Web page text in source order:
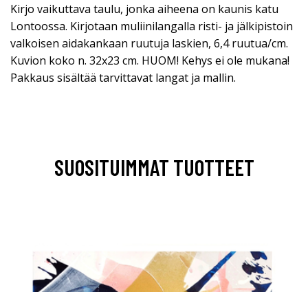
Kirjo vaikuttava taulu, jonka aiheena on kaunis katu
Lontoossa. Kirjotaan muliinilangalla risti- ja jälkipistoin
valkoisen aidakankaan ruutuja laskien, 6,4 ruutua/cm.
Kuvion koko n. 32x23 cm. HUOM! Kehys ei ole mukana!
Pakkaus sisältää tarvittavat langat ja mallin.
SUOSITUIMMAT TUOTTEET